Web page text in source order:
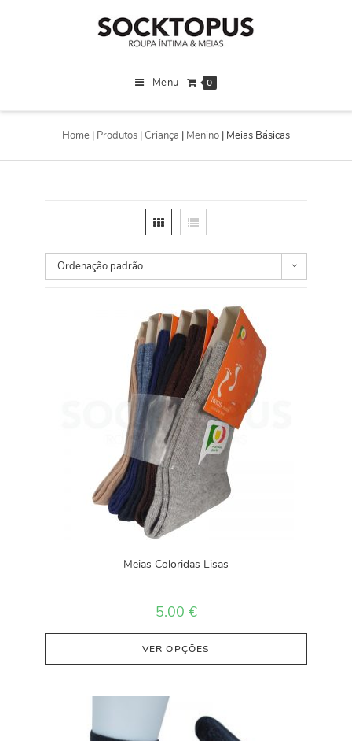
0
Menu
Home | Produtos |Criança | Menino | Meias Básicas
Ordenação padrão
Meias Coloridas Lisas
5.00 €
VER OPÇÕES